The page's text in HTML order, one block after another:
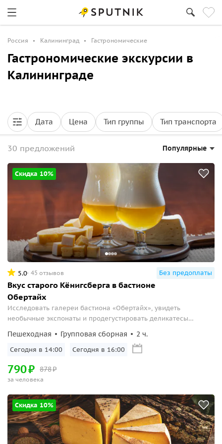
Россия Калининград Гастрономические
Гастрономические экскурсии в
Калининграде
Дата Цена Тип группы Тип транспорта
30 предложений Популярные
Скидка 10%
5.0 45 отзывов Без предоплаты
Вкус старого Кёнигсберга в бастионе
Обертайх
Исследовать галереи бастиона «Обертайх», увидеть
необычные экспонаты и продегустировать деликатесы
Пешеходная Групповая сборная 2 ч.
Сегодня в 14:00 Сегодня в 16:00
878₽
790₽
за человека
Скидка 10%